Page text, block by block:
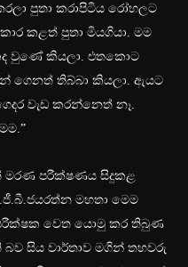
පුතා කරාපිටිය රෝහලට
කළත් පුතා මියගියා. මම
වුණේ කියලා. එතකොට
ගෙනත් තිබ්බා කියලා. ඇයට
වැඩ කරන්නෙත් නෑ.
මරණ පරීක්ෂණය සිදුකළ
මහතා මෙම
වෙත යොමු කර තිබුණ
සිය වාර්තාව මගින් තහවරු